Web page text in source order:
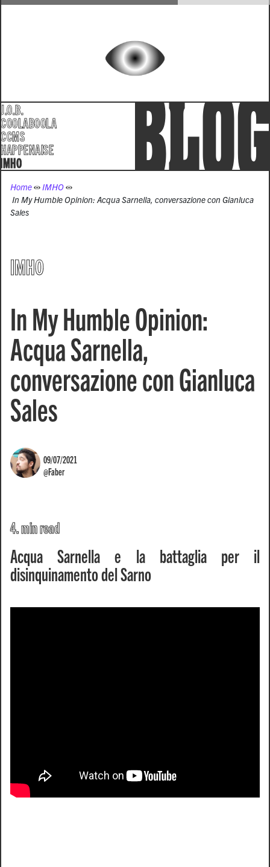
J.O.B.
COOLABOOLA
CCMS
HAPPENAISE
IMHO
Home
IMHO
In My Humble Opinion: Acqua Sarnella, conversazione con Gianluca
Sales
IMHO
In My Humble Opinion:
Acqua Sarnella,
conversazione con Gianluca
Sales
09/07/2021
@Faber
4. min read
Acqua Sarnella e la battaglia per il
disinquinamento del Sarno